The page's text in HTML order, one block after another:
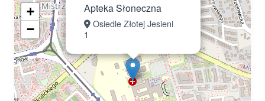
Apteka Słoneczna
Osiedle Złotej Jesieni
1
+
−